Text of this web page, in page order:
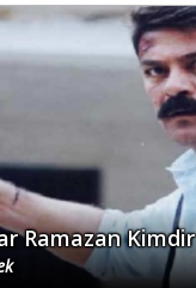
Ramazan Kimdir